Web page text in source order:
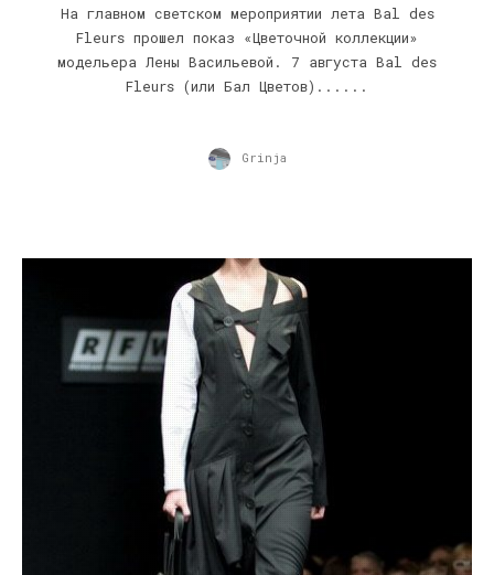
На главном светском мероприятии лета Bal des
Fleurs прошел показ «Цветочной коллекции»
модельера Лены Васильевой. 7 августа Bal des
Fleurs (или Бал Цветов)......
Grinja